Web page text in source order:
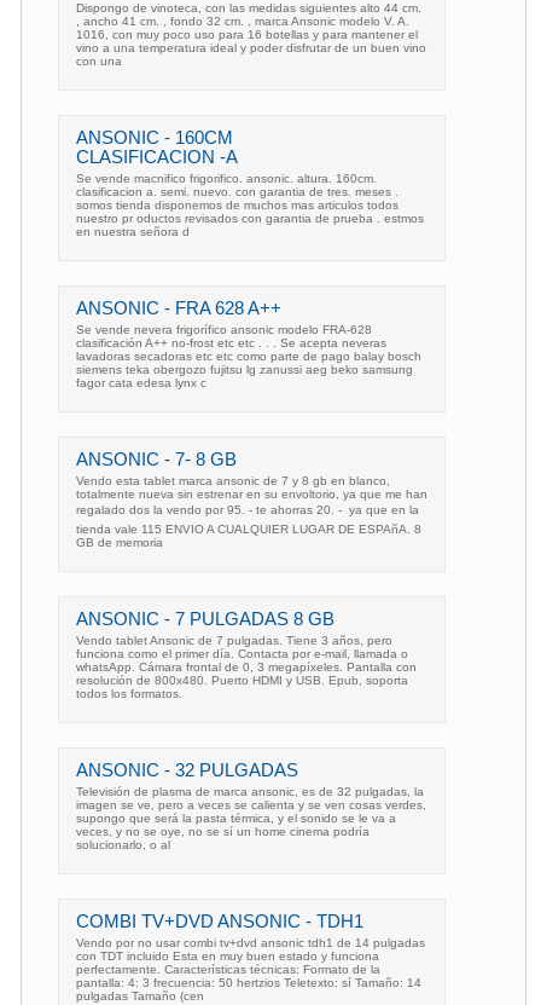
Dispongo de vinoteca, con las medidas siguientes alto 44 cm.
, ancho 41 cm. , fondo 32 cm. , marca Ansonic modelo V. A.
1016, con muy poco uso para 16 botellas y para mantener el
vino a una temperatura ideal y poder disfrutar de un buen vino
con una
ANSONIC - 160CM
CLASIFICACION -A
Se vende macnifico frigorifico. ansonic. altura. 160cm.
clasificacion a. semi. nuevo. con garantia de tres. meses .
somos tienda disponemos de muchos mas articulos todos
nuestro pr oductos revisados con garantia de prueba . estmos
en nuestra señora d
ANSONIC - FRA 628 A++
Se vende nevera frigorífico ansonic modelo FRA-628
clasificación A++ no-frost etc etc . . . Se acepta neveras
lavadoras secadoras etc etc como parte de pago balay bosch
siemens teka obergozo fujitsu lg zanussi aeg beko samsung
fagor cata edesa lynx c
ANSONIC - 7- 8 GB
Vendo esta tablet marca ansonic de 7 y 8 gb en blanco,
totalmente nueva sin estrenar en su envoltorio, ya que me han
regalado dos la vendo por 95. - te ahorras 20. -  ya que en la
tienda vale 115 ENVIO A CUALQUIER LUGAR DE ESPAñA. 8
GB de memoria
ANSONIC - 7 PULGADAS 8 GB
Vendo tablet Ansonic de 7 pulgadas. Tiene 3 años, pero
funciona como el primer día. Contacta por e-mail, llamada o
whatsApp. Cámara frontal de 0, 3 megapíxeles. Pantalla con
resolución de 800x480. Puerto HDMI y USB. Epub, soporta
todos los formatos.
ANSONIC - 32 PULGADAS
Televisión de plasma de marca ansonic, es de 32 pulgadas, la
imagen se ve, pero a veces se calienta y se ven cosas verdes,
supongo que será la pasta térmica, y el sonido se le va a
veces, y no se oye, no se sí un home cinema podría
solucionarlo, o al
COMBI TV+DVD ANSONIC - TDH1
Vendo por no usar combi tv+dvd ansonic tdh1 de 14 pulgadas
con TDT incluido Esta en muy buen estado y funciona
perfectamente. Características técnicas: Formato de la
pantalla: 4: 3 frecuencia: 50 hertzios Teletexto: sí Tamaño: 14
pulgadas Tamaño (cen